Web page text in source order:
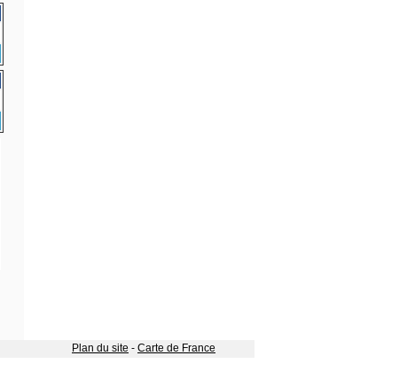
Plan du site - Carte de France